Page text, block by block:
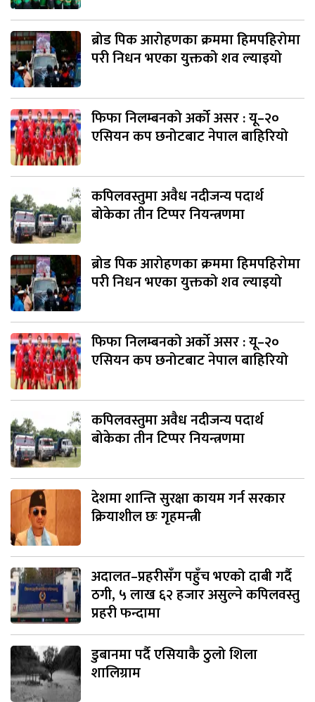
ब्रोड पिक आरोहणका क्रममा हिमपहिरोमा
परी निधन भएका युक्तको शव ल्याइयो
फिफा निलम्बनको अर्को असर : यू–२०
एसियन कप छनोटबाट नेपाल बाहिरियो
कपिलवस्तुमा अवैध नदीजन्य पदार्थ
बोकेका तीन टिप्पर नियन्त्रणमा
ब्रोड पिक आरोहणका क्रममा हिमपहिरोमा
परी निधन भएका युक्तको शव ल्याइयो
फिफा निलम्बनको अर्को असर : यू–२०
एसियन कप छनोटबाट नेपाल बाहिरियो
कपिलवस्तुमा अवैध नदीजन्य पदार्थ
बोकेका तीन टिप्पर नियन्त्रणमा
देशमा शान्ति सुरक्षा कायम गर्न सरकार
क्रियाशील छः गृहमन्त्री
अदालत–प्रहरीसँग पहुँच भएको दाबी गर्दै
ठगी, ५ लाख ६२ हजार असुल्ने कपिलवस्तु
प्रहरी फन्दामा
डुबानमा पर्दै एसियाकै ठुलो शिला
शालिग्राम